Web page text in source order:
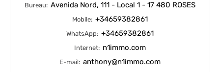
Bureau: Avenida Nord, 111 - Local 1 - 17 480 ROSES
Mobile: +34659382861
WhatsApp: +34659382861
Internet: n1immo.com
E-mail: anthony@n1immo.com